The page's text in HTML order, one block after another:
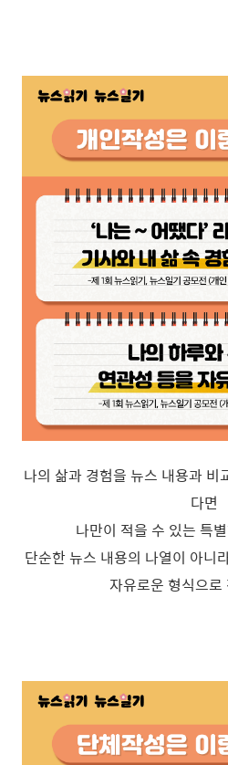
나의 삶과 경험을 뉴스 내용과 비
다면
나만이 적을 수 있는 특
단순한 뉴스 내용의 나열이 아니
자유로운 형식으로